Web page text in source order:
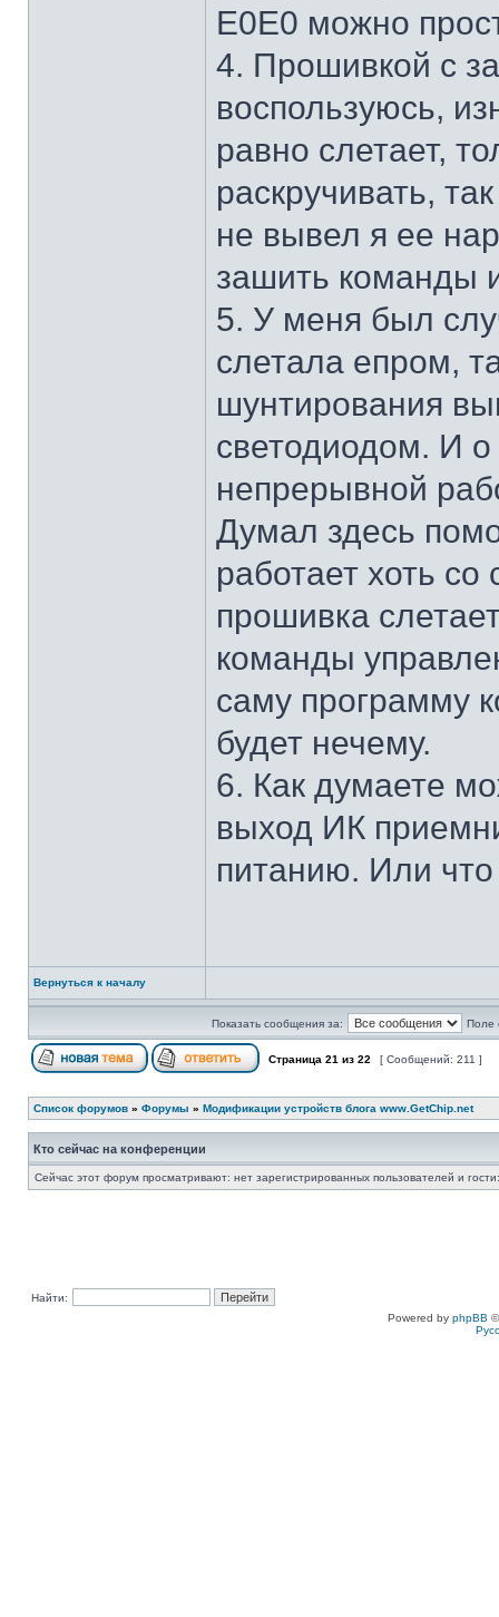
E0E0 можно
4. Прошивкой с
воспользуюсь,
равно слетает,
раскручивать,
не вывел я ее
зашить команды
5. У меня был
слетала епром,
шунтирования
светодиодом. И
непрерывной
Думал здесь
работает хоть
прошивка
команды
саму программу
будет нечему.
6. Как думаете
выход ИК
питанию. Или
Вернуться к началу
Показать сообщения за: Поле
Страница 21 из 22 [ Сообщений: 211 ]
Список форумов » Форумы » Модификации устройств блога www.GetChip.net
Кто сейчас на конференции
Сейчас этот форум просматривают: нет зарегистрированных пользователей и
Найти:
Powered by phpBB